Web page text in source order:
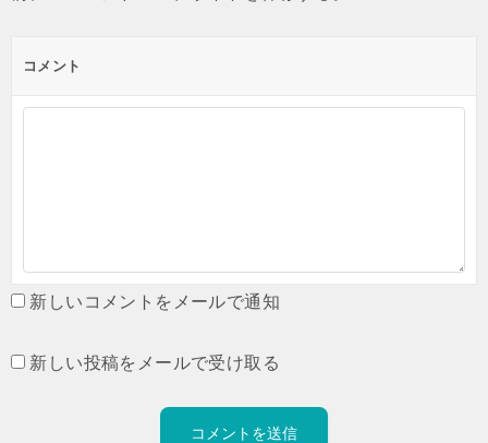
コメント
新しいコメントをメールで通知
新しい投稿をメールで受け取る